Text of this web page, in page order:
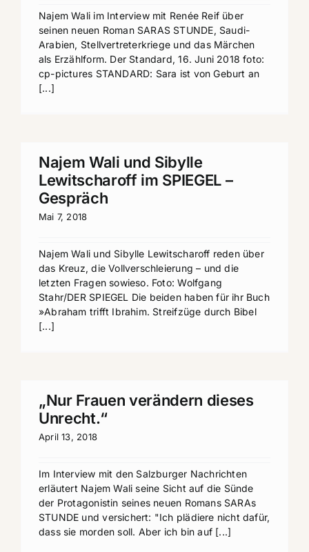
Najem Wali im Interview mit Renée Reif über
seinen neuen Roman SARAS STUNDE, Saudi-
Arabien, Stellvertreterkriege und das Märchen
als Erzählform. Der Standard, 16. Juni 2018 foto:
cp-pictures STANDARD: Sara ist von Geburt an
[...]
Najem Wali und Sibylle
Lewitscharoff im SPIEGEL –
Gespräch
Mai 7, 2018
Najem Wali und Sibylle Lewitscharoff reden über
das Kreuz, die Vollverschleierung – und die
letzten Fragen sowieso. Foto: Wolfgang
Stahr/DER SPIEGEL Die beiden ha­ben für ihr Buch
»Abra­ham trifft Ibra­him. Streif­zü­ge durch Bi­bel
[...]
„Nur Frauen verändern dieses
Unrecht.“
April 13, 2018
Im Interview mit den Salzburger Nachrichten
erläutert Najem Wali seine Sicht auf die Sünde
der Protagonistin seines neuen Romans SARAs
STUNDE und versichert: "Ich plädiere nicht dafür,
dass sie morden soll. Aber ich bin auf [...]